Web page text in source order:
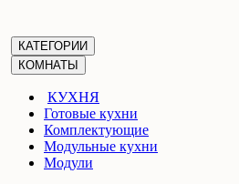
КАТЕГОРИИ
КОМНАТЫ
КУХНЯ
Готовые кухни
Комплектующие
Модульные кухни
Модули